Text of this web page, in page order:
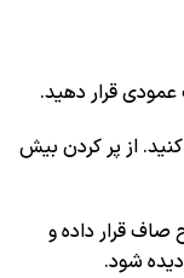
قرار دهید.
از پر کردن بیش
قرار داده و
دیده شود.